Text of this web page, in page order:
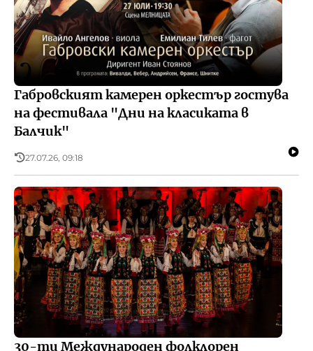
Габровският камерен оркестър гостува
на фестивала "Дни на класиката в
Балчик"
27.07.26, 09:18
30-ти Международен фолклорен